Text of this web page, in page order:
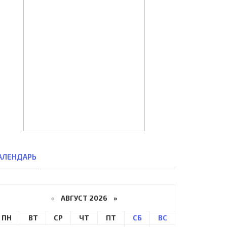
« АВГУСТ 2026 »
ПН ВТ СР ЧТ ПТ СБ ВС